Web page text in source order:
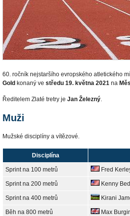
60. ročník nejstaršího evropského atletického
Gold konaný ve středu 19. května 2021 na
Ředitelem Zlaté tretry je Jan Železný.
Muži
Mužské disciplíny a vítězové.
Disciplína
Sprint na 100 metrů Fred
Sprint na 200 metrů Kenny
Sprint na 400 metrů Kirani
Běh na 800 metrů Max